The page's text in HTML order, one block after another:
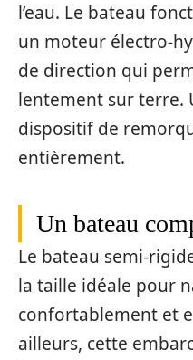
l’eau. Le bateau
un moteur électro-
de direction qui
lentement sur terre.
dispositif de
entièrement.
Un bateau
Le bateau semi-
la taille idéale pour
confortablement et
ailleurs, cette